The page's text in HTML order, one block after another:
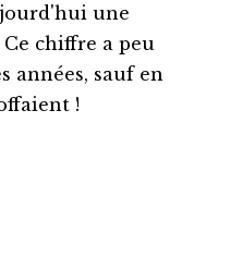
une
chiffre a peu
années, sauf en
!